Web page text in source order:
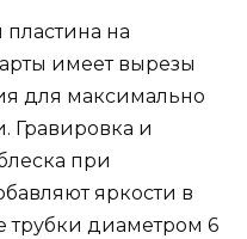
на
имеет вырезы
для максимально
Гравировка и
при
яркости в
трубки диаметром 6